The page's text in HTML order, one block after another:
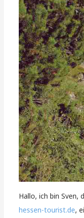
Hallo, ich bin Sven,
hessen-tourist.de,